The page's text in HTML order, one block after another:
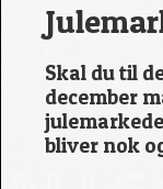
Skal du til
december
bliver nok